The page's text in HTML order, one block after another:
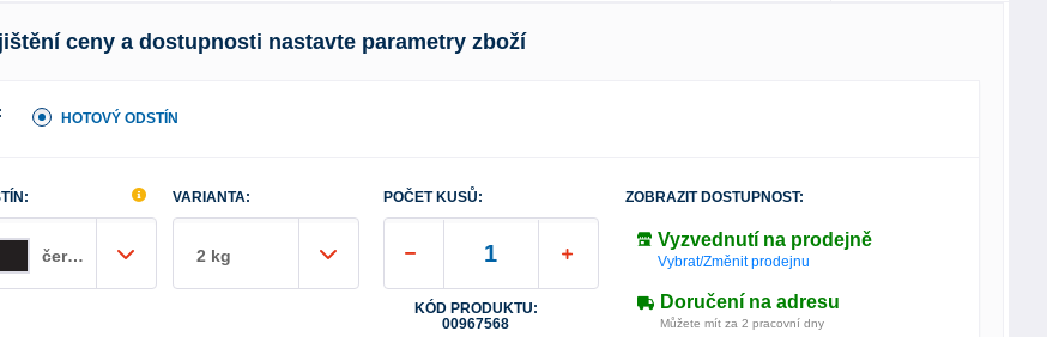
ceny a dostupnosti nastavte parametry zboží
HOTOVÝ ODSTÍN
černý
VARIANTA:
2 kg
POČET KUSŮ:
KÓD PRODUKTU:
00967568
ZOBRAZIT DOSTUPNOST:
Vyzvednutí na prodejně
Vybrat/Změnit prodejnu
Doručení na adresu
Můžete mít za 2 pracovní dny